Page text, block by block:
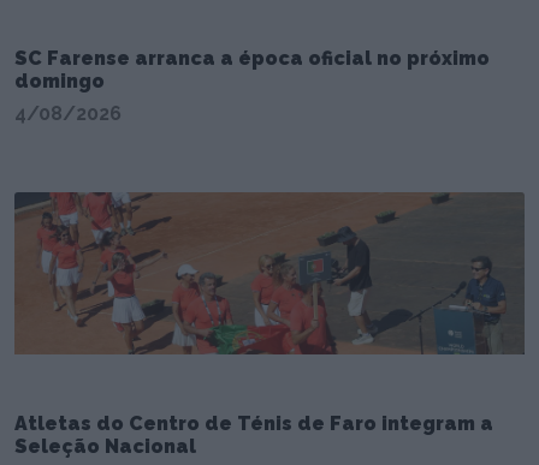
SC Farense arranca a época oficial no próximo
domingo
4/08/2026
Atletas do Centro de Ténis de Faro integram a
Seleção Nacional